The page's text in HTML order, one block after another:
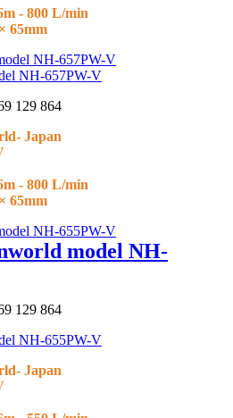
- 800 L/min
65mm
NH-657PW-V
129 864
Japan
- 800 L/min
65mm
model NH-
129 864
NH-655PW-V
Japan